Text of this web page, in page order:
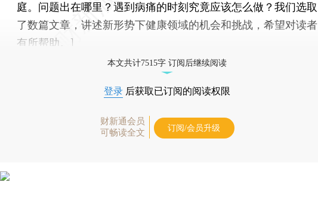
庭。问题出在哪里？遇到病痛的时刻究竟应该怎么做？我们选取
了数篇文章，讲述新形势下健康领域的机会和挑战，希望对读者
有所帮助。]
本文共计7515字 订阅后继续阅读
登录 后获取已订阅的阅读权限
财新通会员
可畅读全文
订阅/会员升级